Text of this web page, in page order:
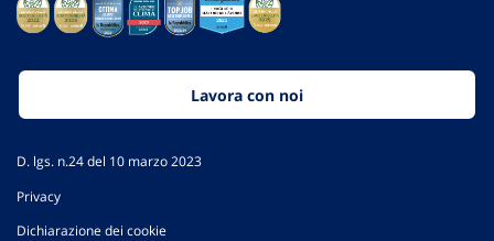
Lavora con noi
D. lgs. n.24 del 10 marzo 2023
Privacy
Dichiarazione dei cookie